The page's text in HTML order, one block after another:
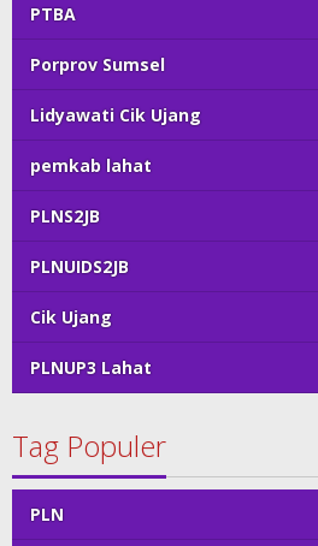
PTBA
Porprov Sumsel
Lidyawati Cik Ujang
pemkab lahat
PLNS2JB
PLNUIDS2JB
Cik Ujang
PLNUP3 Lahat
Tag Populer
PLN